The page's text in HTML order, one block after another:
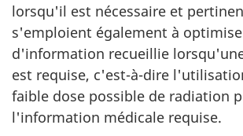
lorsqu'il est nécessaire et
s'emploient également à
d'information recueillie
est requise, c'est-à-dire
faible dose possible de radiation
l'information médicale requise.